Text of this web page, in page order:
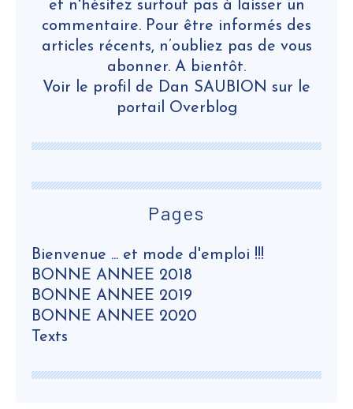
Pages
Bienvenue ... et mode d'emploi !!!
BONNE ANNEE 2018
BONNE ANNEE 2019
BONNE ANNEE 2020
Texts
et n'hésitez surtout pas à laisser un
commentaire. Pour être informés des
articles récents, n’oubliez pas de vous
abonner. A bientôt.
Voir le profil de Dan SAUBION sur le
portail Overblog